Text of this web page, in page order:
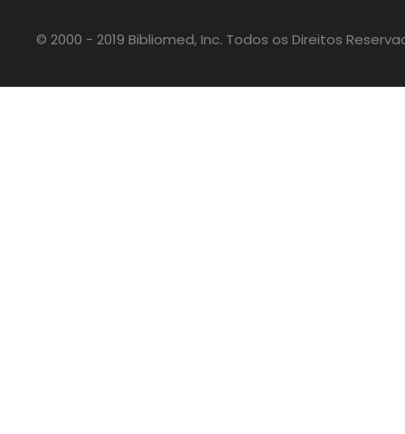
© 2000 - 2019 Bibliomed, Inc. Todos os Direitos